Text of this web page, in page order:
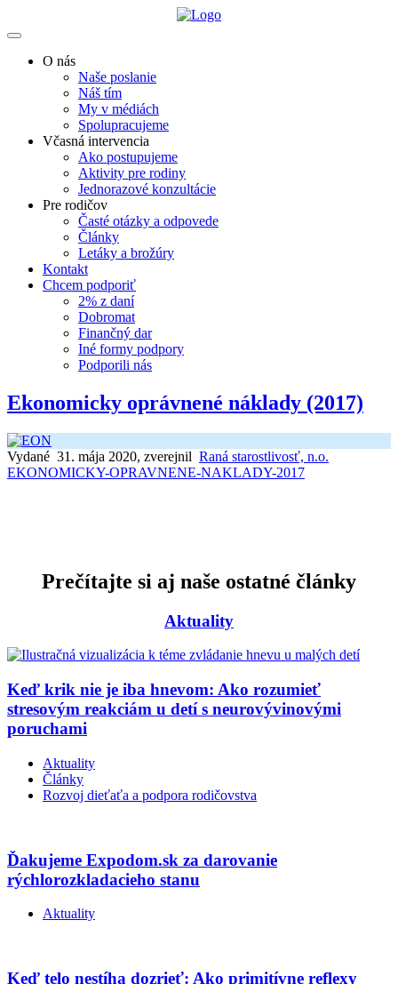
O nás
Naše poslanie
Náš tím
My v médiách
Spolupracujeme
Včasná intervencia
Ako postupujeme
Aktivity pre rodiny
Jednorazové konzultácie
Pre rodičov
Časté otázky a odpovede
Články
Letáky a brožúry
Kontakt
Chcem podporiť
2% z daní
Dobromat
Finančný dar
Iné formy podpory
Podporili nás
Ekonomicky oprávnené náklady (2017)
Vydané 31. mája 2020, zverejnil Raná starostlivosť, n.o.
EKONOMICKY-OPRAVNENE-NAKLADY-2017
Prečítajte si aj naše ostatné články
Aktuality
Keď krik nie je iba hnevom: Ako rozumieť
stresovým reakciám u detí s neurovývinovými
poruchami
Aktuality
Články
Rozvoj dieťaťa a podpora rodičovstva
Ďakujeme Expodom.sk za darovanie
rýchlorozkladacieho stanu
Aktuality
Keď telo nestíha dozrieť: Ako primitívne reflexy